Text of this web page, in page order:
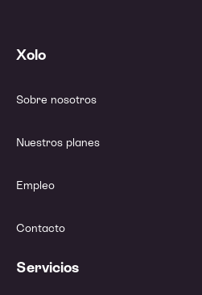
Xolo
Sobre nosotros
Nuestros planes
Empleo
Contacto
Servicios